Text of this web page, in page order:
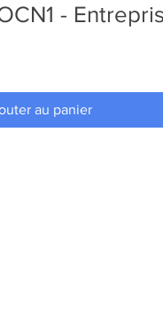
-
au panier